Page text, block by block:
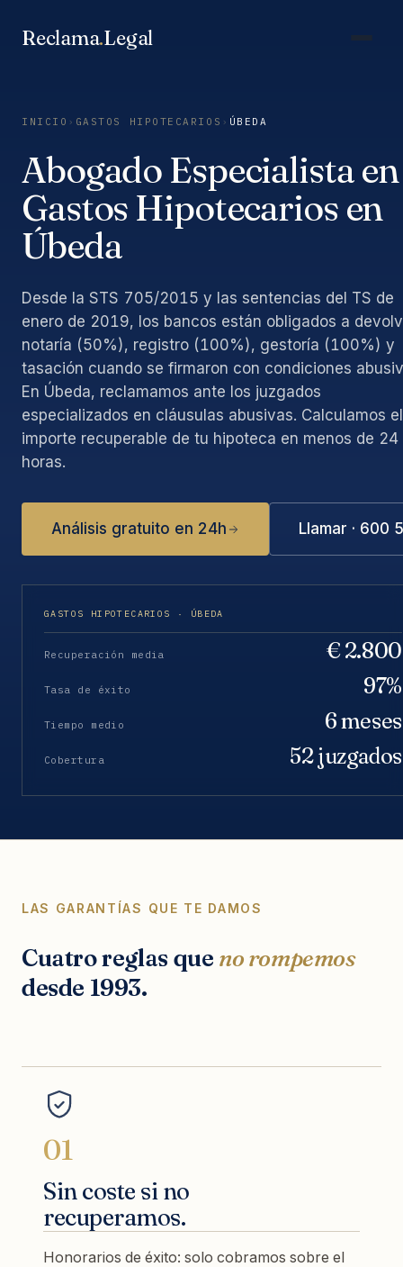
Reclama.Legal
INICIO › GASTOS HIPOTECARIOS › ÚBEDA
Abogado Especialista en
Gastos Hipotecarios en
Úbeda
Desde la STS 705/2015 y las sentencias del TS de
enero de 2019, los bancos están obligados a
notaría (50%), registro (100%), gestoría (100%) y
tasación cuando se firmaron con condiciones
En Úbeda, reclamamos ante los juzgados
especializados en cláusulas abusivas. Calculamos el
importe recuperable de tu hipoteca en menos de 24
horas.
Análisis gratuito en 24h Llamar · 600
GASTOS HIPOTECARIOS · ÚBEDA
Recuperación media € 2.800
Tasa de éxito 97%
Tiempo medio 6 meses
Cobertura 52 juzgados
LAS GARANTÍAS QUE TE DAMOS
Cuatro reglas que no rompemos
desde 1993.
01
Sin coste si no
recuperamos.
Honorarios de éxito: solo cobramos sobre el